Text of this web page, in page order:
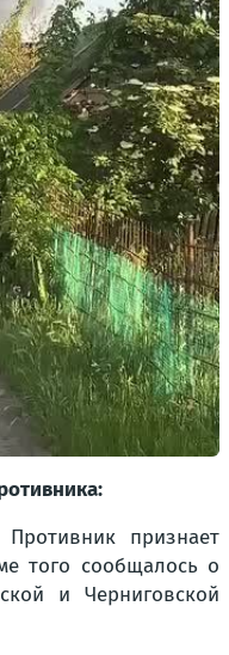
признает
того сообщалось о
и Черниговской